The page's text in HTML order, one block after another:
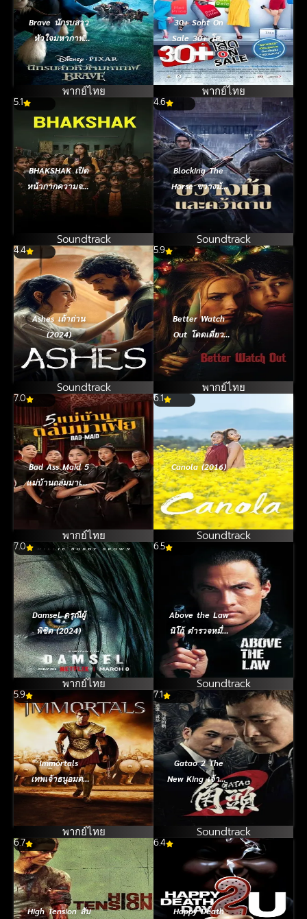
Brave นักรบสาว
หัวใจมหากาฬ
(2012)
พากย์ไทย
30+ Soht On
Sale 30+ โสด
On Sale (2011)
พากย์ไทย
5.1
BHAKSHAK เปิด
หน้ากากความจริง
(2024)
Soundtrack
4.6
Blocking The
Horse ขวางม้า
และคว้าดาบ
(2024)
Soundtrack
4.4
Ashes เถ้าถ่าน
(2024)
Soundtrack
5.9
Better Watch
Out โดดเดี่ยว
เดี๋ยวก็ตาย
(2016)
พากย์ไทย
7.0
Bad Ass Maid 5
แม่บ้านถล่มมาเฟีย
(2023)
พากย์ไทย
6.1
Canola (2016)
Soundtrack
7.0
Damsel ดรุณีผู้
พิชิต (2024)
พากย์ไทย
6.5
Above the Law
นิโก้ ตำรวจหมื่น
ฟาเรนไฮต์ (1988)
Soundtrack
5.9
Immortals
เทพเจ้าธนูอมตะ
(2011)
พากย์ไทย
7.1
Gatao 2 The
New King เจ้าพ่อ
2 มังกรผงาด
(2018)
Soundtrack
6.7
High Tension สับ
6.4
Happy Death